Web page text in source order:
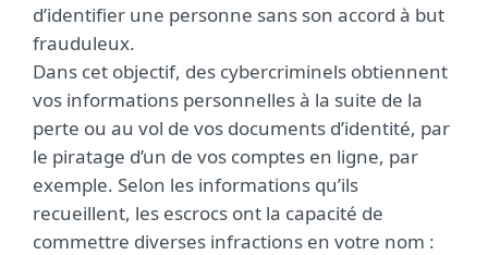
d’identifier une personne sans son accord à but
frauduleux.
Dans cet objectif, des cybercriminels obtiennent
vos informations personnelles à la suite de la
perte ou au vol de vos documents d’identité, par
le piratage d’un de vos comptes en ligne, par
exemple. Selon les informations qu’ils
recueillent, les escrocs ont la capacité de
commettre diverses infractions en votre nom :